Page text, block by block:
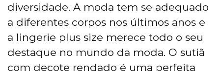
diversidade. A moda tem se adequado
a diferentes corpos nos últimos anos e
a lingerie plus size merece todo o seu
destaque no mundo da moda. O sutiã
com decote rendado é uma perfeita